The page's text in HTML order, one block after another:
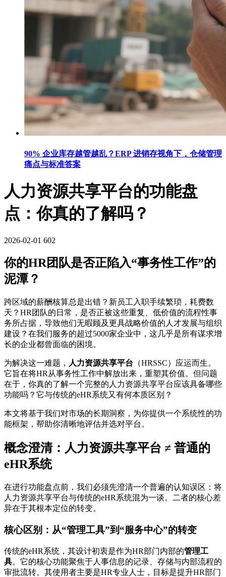
90% 企业库存越管越乱？ERP 进销存视角下，仓储管理
痛点与标准答案
人力资源共享平台的功能盘
点：你真的了解吗？
2026-02-01 602
你的HR团队是否正陷入“事务性工作”的
泥潭？
跨区域的薪酬核算总是出错？新员工入职手续繁琐，耗费数
天？HR团队的日常，是否正被这些重复、低价值的流程性事
务所占据，导致他们无暇顾及更具战略价值的人才发展与组织
建设？在我们服务的超过5000家企业中，这几乎是所有谋求增
长的企业都曾面临的困境。
为解决这一难题， 人力资源共享平台 （HRSSC）应运而生。
它旨在将HR从事务性工作中解放出来，重塑其价值。但问题
在于，你真的了解一个完整的人力资源共享平台应该具备哪些
功能吗？它与传统的eHR系统又有何本质区别？
本文将基于我们对市场的长期洞察，为你提供一个系统性的功
能框架，帮助你清晰地评估并选对平台。
概念澄清：人力资源共享平台 ≠ 普通的
eHR系统
在进行功能盘点前，我们必须先澄清一个普遍的认知误区：将
人力资源共享平台与传统的eHR系统混为一谈。二者的核心差
异在于其根本定位的转变。
核心区别：从“管理工具”到“服务中心”的转变
传统的eHR系统，其设计初衷是作为HR部门内部的管理工
具。它的核心功能聚焦于人事信息的记录、存储与内部流程的
审批流转。其使用者主要是HR专业人士，目标是提升HR部门